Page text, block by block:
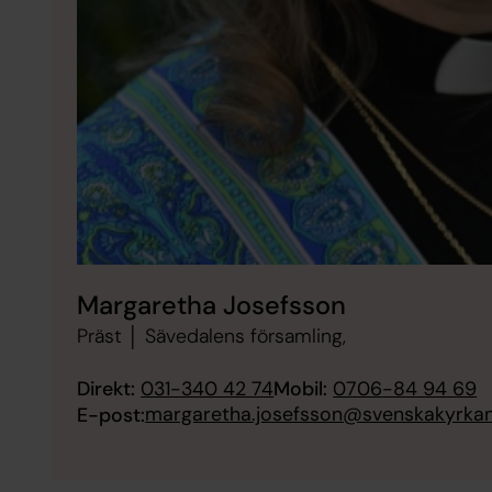
Margaretha Josefsson
Präst │ Sävedalens församling,
Direkt: 031-340 42 74Mobil: 0706-84 94 69
E-post: